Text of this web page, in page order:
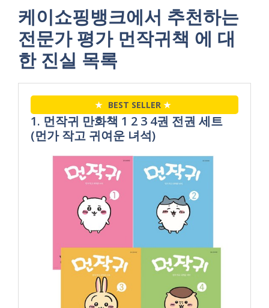
케이쇼핑뱅크에서 추천하는
전문가 평가 먼작귀책 에 대
한 진실 목록
★ BEST SELLER ★
1. 먼작귀 만화책 1 2 3 4권 전권 세트
(먼가 작고 귀여운 녀석)